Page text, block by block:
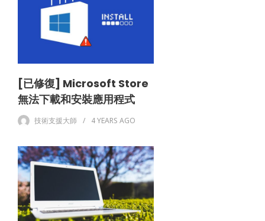
[已修復] Microsoft Store
無法下載和安裝應用程式
技術支援大師 4 YEARS AGO